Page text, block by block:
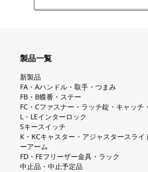
製品一覧
新製品
FA・Aハンドル・取手・つまみ
FB・B蝶番・ステー
FC・Cファスナー・ラッチ錠・キャッチ
L・LEインターロック
Sキースイッチ
K・KCキャスター・アジャスタースライ
ーアーム
FD・FEフリーザー金具・ラック
中止品・中止予定品